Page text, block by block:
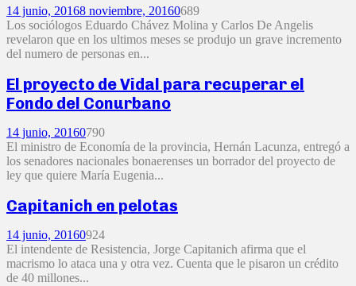
14 junio, 20168 noviembre, 20160689
Los sociólogos Eduardo Chávez Molina y Carlos De Angelis
revelaron que en los ultimos meses se produjo un grave incremento
del numero de personas en...
El proyecto de Vidal para recuperar el
Fondo del Conurbano
14 junio, 20160790
El ministro de Economía de la provincia, Hernán Lacunza, entregó a
los senadores nacionales bonaerenses un borrador del proyecto de
ley que quiere María Eugenia...
Capitanich en pelotas
14 junio, 20160924
El intendente de Resistencia, Jorge Capitanich afirma que el
macrismo lo ataca una y otra vez. Cuenta que le pisaron un crédito
de 40 millones...